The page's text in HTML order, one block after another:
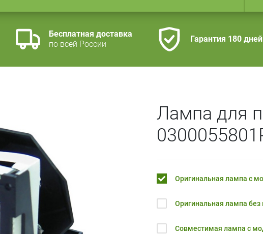
Бесплатная доставка
по всей России
Гарантия 180 дней
Лампа для
Оригинальная лампа с
Оригинальная лампа без
Совместимая лампа с